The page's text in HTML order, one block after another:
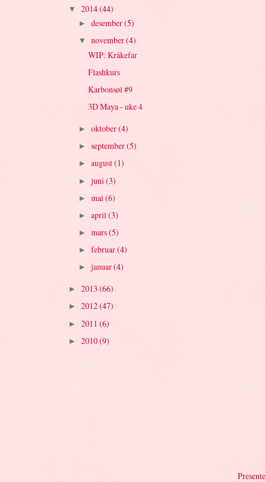
▼ 2014(44)
► desember(5)
▼ november(4)
WIP: Kråkefar
Flashkurs
Karbonsøl #9
3D Maya - uke 4
► oktober(4)
► september(5)
► august(1)
► juni (3)
► mai (6)
► april (3)
► mars(5)
► februar(4)
► januar(4)
► 2013 (66)
► 2012(47)
► 2011 (6)
► 2010(9)